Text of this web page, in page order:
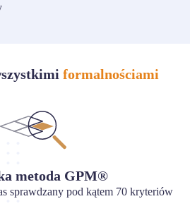
formalnościami
metoda GPM®
sprawdzany pod kątem 70 kryteriów